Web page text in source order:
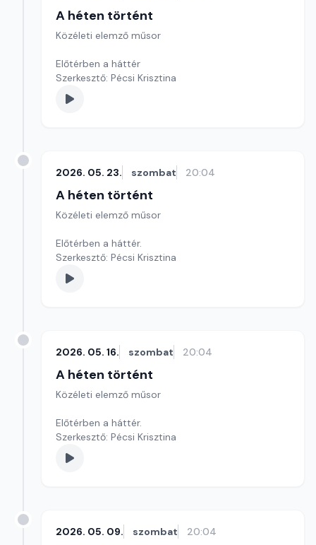
A héten történt
Közéleti elemző műsor
Előtérben a háttér
Szerkesztő: Pécsi Krisztina
2026. 05. 23. szombat 20:04
A héten történt
Közéleti elemző műsor
Előtérben a háttér.
Szerkesztő: Pécsi Krisztina
2026. 05. 16. szombat 20:04
A héten történt
Közéleti elemző műsor
Előtérben a háttér.
Szerkesztő: Pécsi Krisztina
2026. 05. 09. szombat 20:04